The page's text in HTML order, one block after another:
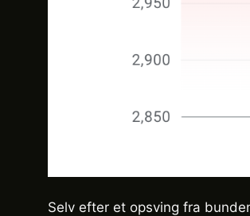
Selv efter et opsving fra